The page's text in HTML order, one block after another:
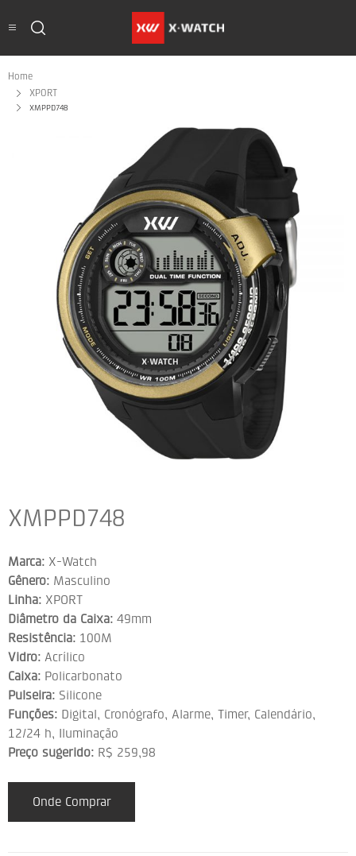
Home
XPORT
XMPPD748
XMPPD748
Marca: X-Watch
Gênero: Masculino
Linha: XPORT
Diâmetro da Caixa: 49mm
Resistência: 100M
Vidro: Acrílico
Caixa: Policarbonato
Pulseira: Silicone
Funções: Digital, Cronógrafo, Alarme, Timer, Calendário,
12/24 h, Iluminação
Preço sugerido: R$ 259,98
Onde Comprar